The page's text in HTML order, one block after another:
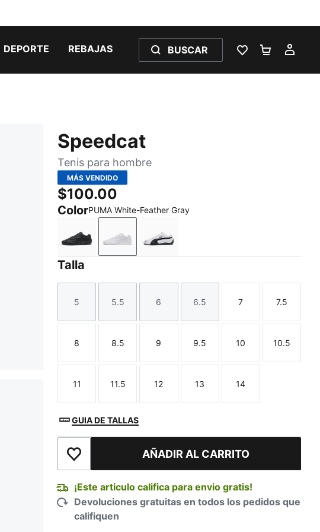
DEPORTE REBAJAS BUSCAR
LISTA DE
Speedcat
Tenis para hombre
MÁS VENDIDO
$100.00
ColorPUMA White-Feather Gray
PUMA Black-Shadow Gray
PUMA White-Feather Gray
PUMA White-PUMA Black
Talla
Talla
5
Talla
5.5
Talla
6
Talla
6.5
Talla
7
Talla
7.5
Talla
8
Talla
8.5
Talla
9
Talla
9.5
Talla
10
Talla
10.5
Talla
11
Talla
11.5
Talla
12
Talla
13
Talla
14
GUIA DE TALLAS
Añadir a la lista de deseosAÑADIR AL CARRITO
¡Este articulo califica para envio gratis!
Devoluciones gratuitas en todos los pedidos que
califiquen